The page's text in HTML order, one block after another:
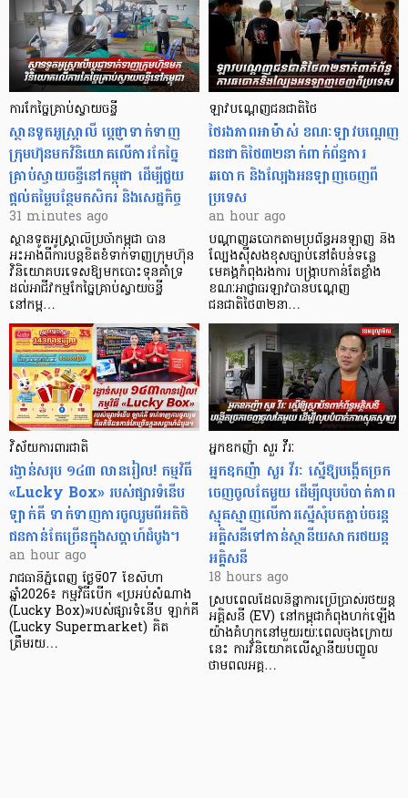
ការកែច្នៃគ្រាប់ស្វាយចន្ទី
ស្ថានទូតអូស្ត្រាលី ប្តេជ្ញាទាក់ទាញ
ក្រុមហ៊ុនមក​វិនិយោគលើការកែច្នៃ
គ្រាប់ស្វាយចន្ទីនៅកម្ពុជា ដើម្បីជួយ
ផ្តល់តម្លៃបន្ថែមកសិករ និងសេដ្ឋកិច្ច
31 minutes ago
ស្ថានទូតអូស្ត្រាលីប្រចាំកម្ពុជា បាន
អះអាងពីការបន្តខិតខំទាក់ទាញក្រុមហ៊ុន
វិនិយោគបរទេសឱ្យមកបោះទុនគាំទ្រ
ដល់អាជីវកម្មកែច្នៃគ្រាប់ស្វាយចន្ទី
នៅកម្ព…
ឡាវបណ្តេញជនជាតិថៃ
ថៃរងភាពអាម៉ាស់ ខណៈឡាវបណ្តេញ
ជនជាតិថៃ៣២នាក់ពាក់ព័ន្ធការ
ឆបោក និងល្បែងអនឡាញចេញពី
ប្រទេស
an hour ago
បណ្តាញឆបោកតាមប្រព័ន្ធអនឡាញ និង
ល្បែងស៊ីសងខុសច្បាប់នៅតំបន់ទន្លេ
មេគង្គកំពុងរងការ បង្ក្រាប​កាន់តែខ្លាំង
ខណៈអាជ្ញាធរឡាវបានបណ្តេញ
ជនជាតិថៃ៣២នា…
វិស័យការពារជាតិ
រង្វាន់សរុប ១៤៣ លានរៀល! កម្មវិធី
«Lucky Box» របស់ផ្សារទំនើប
ឡាក់គី ទាក់ទាញការចូលរួមពីអតិថិ
ជនកាន់តែច្រើនក្នុងសប្តាហ៍ដំបូង។
an hour ago
រាជធានីភ្នំពេញ ថ្ងៃទី07 ខែសីហា
ឆ្នាំ2026៖ កម្មវិធីបើក «ប្រអប់សំណាង
(Lucky Box)»របស់ផ្សារទំនើប ឡាក់គី
(Lucky Supermarket) គិត
ត្រឹមរយ…
អ្នកឧកញ៉ា សួរ វីរៈ
អ្នកឧកញ៉ា សួរ វីរៈ ស្នើឱ្យបង្កើតច្រក
ចេញចូលតែមួយ ដើម្បីលុបបំបាត់ភាព
ស្មុគស្មាញលើការស្នើសុំបតភ្ជាប់ចរន្ត
អគ្គិសនីទៅកាន់ស្ថានីយសាករថយន្ត
អគ្គិសនី
18 hours ago
ស្របពេលដែលនិន្នាការប្រើប្រាស់រថយន្ត
អគ្គិសនី (EV) នៅកម្ពុជាកំពុងហក់ឡើង
យ៉ាងគំហុកនៅមួយរយៈពេលចុងក្រោយ
នេះ ការវិនិយោគលើស្ថានីយបញ្ចូល
ថាមពលអគ្គ…